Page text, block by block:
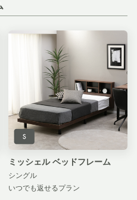
ミッシェル ベッドフレーム
シングル
いつでも返せるプラン